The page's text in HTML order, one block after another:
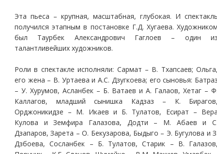
Эта пьеса – крупная, масштабная, глубокая. И
получился этапным в постановке Г.Д. Хугаева.
был Таурбек Александрович Гаглоев – один
талантливейших художников.
Роли в спектакле исполняли: Сармат – В. Тхапсаев;
его жена – В. Уртаева и А.С. Дзугкоева; его сыновья:
– У. Хурумов, Асланбек – Б. Ватаев и А. Галаов, Хетаг –
Каллагов, младший сынишка Кадзаз – К.
Орджоникидзе – М. Икаев и Б. Тулатов, Есират –
Кулова и Земфира Галазова, Додти – М. Абаев и
Дзапаров, Зарета – О. Бекузарова, Быдыго – Э. Бугулова и
Дзбоева, Сосланбек – Б. Тулатов, Старик – В.